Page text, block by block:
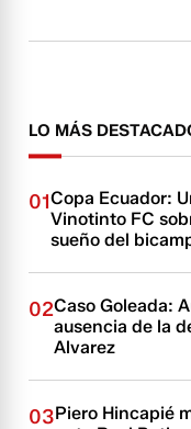
LO MÁS
01Copa Ecuador:
Vinotinto FC
sueño del
02Caso Goleada:
ausencia de la
Alvarez
03Piero Hincapié